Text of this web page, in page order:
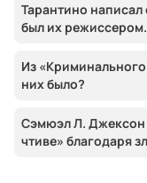
Тарантино
был их
Из
них было?
Сэмюэл Л. Джексон
чтиве» благодаря